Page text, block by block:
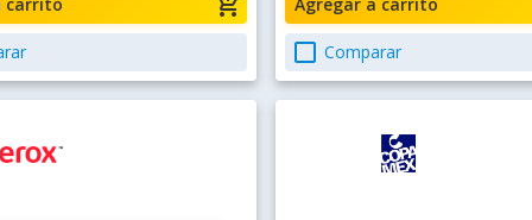
check_box_outline_blank Comparar